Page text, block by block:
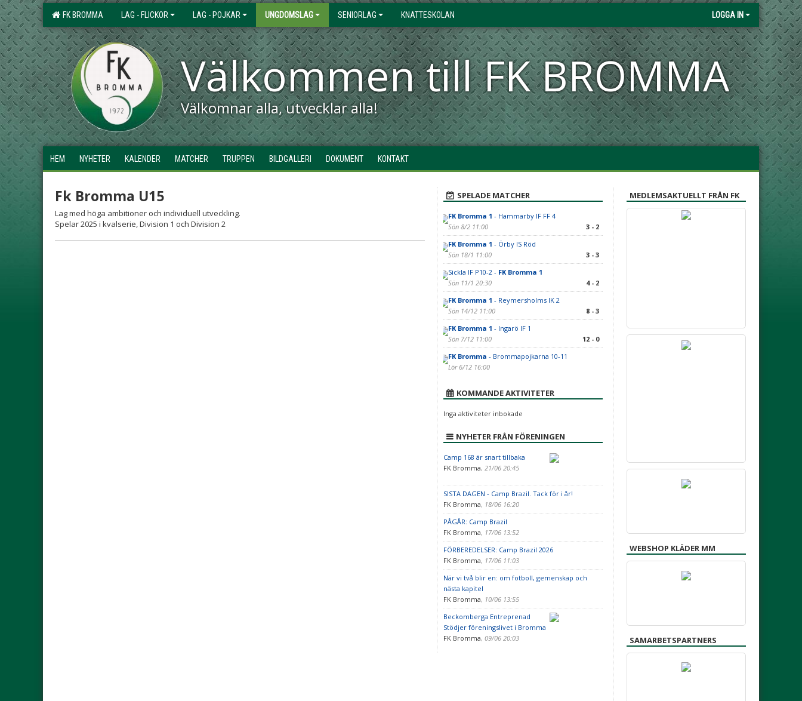
FK BROMMA LAG - FLICKOR LAG - POJKAR UNGDOMSLAG SENIORLAG KNATTESKOLAN LOGGA IN
Välkommen till FK BROMMA
Välkomnar alla, utvecklar alla!
HEM NYHETER KALENDER MATCHER TRUPPEN BILDGALLERI DOKUMENT KONTAKT
Fk Bromma U15
Lag med höga ambitioner och individuell utveckling.
Spelar 2025 i kvalserie, Division 1 och Division 2
SPELADE MATCHER
FK Bromma 1 - Hammarby IF FF 4
Sön 8/2 11:00
3 - 2
FK Bromma 1 - Örby IS Röd
Sön 18/1 11:00
3 - 3
Sickla IF P10-2 - FK Bromma 1
Sön 11/1 20:30
4 - 2
FK Bromma 1 - Reymersholms IK 2
Sön 14/12 11:00
8 - 3
FK Bromma 1 - Ingarö IF 1
Sön 7/12 11:00
12 - 0
FK Bromma - Brommapojkarna 10-11
Lör 6/12 16:00
KOMMANDE AKTIVITETER
Inga aktiviteter inbokade
NYHETER FRÅN FÖRENINGEN
Camp 168 är snart tillbaka
FK Bromma, 21/06 20:45
SISTA DAGEN - Camp Brazil. Tack för i år!
FK Bromma, 18/06 16:20
PÅGÅR: Camp Brazil
FK Bromma, 17/06 13:52
FÖRBEREDELSER: Camp Brazil 2026
FK Bromma, 17/06 11:03
När vi två blir en: om fotboll, gemenskap och
nästa kapitel
FK Bromma, 10/06 13:55
Beckomberga Entreprenad
Stödjer föreningslivet i Bromma
FK Bromma, 09/06 20:03
MEDLEMSAKTUELLT FRÅN FK
WEBSHOP KLÄDER MM
SAMARBETSPARTNERS